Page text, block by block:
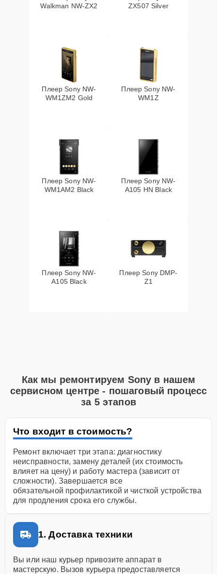
Walkman NW-ZX2
ZX507 Silver
Плеер Sony NW-
WM1ZM2 Gold
Плеер Sony NW-
WM1Z
Плеер Sony NW-
WM1AM2 Black
Плеер Sony NW-
A105 HN Black
Плеер Sony NW-
A105 Black
Плеер Sony DMP-
Z1
Как мы ремонтируем Sony в нашем
сервисном центре - пошаговый процесс
за 5 этапов
Что входит в стоимость?
Ремонт включает три этапа: диагностику
неисправности, замену деталей (их стоимость
влияет на цену) и работу мастера (зависит от
сложности). Завершается все
обязательной профилактикой и чисткой устройства
для продления срока его службы.
1. Доставка техники
Вы или наш курьер привозите аппарат в
мастерскую. Вызов курьера предоставляется